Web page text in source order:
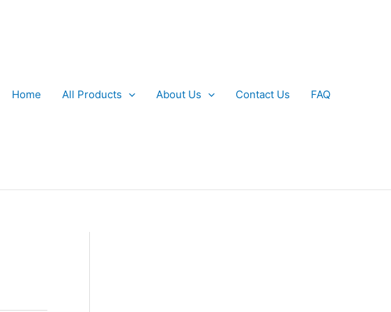
Home All Products About Us Contact Us FAQ